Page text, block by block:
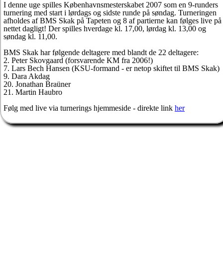
I denne uge spilles Københavnsmesterskabet 2007 som en 9-runders
turnering med start i lørdags og sidste runde på søndag. Turneringen
afholdes af BMS Skak på Tapeten og 8 af partierne kan følges live på
nettet dagligt! Der spilles hverdage kl. 17,00, lørdag kl. 13,00 og
søndag kl. 11,00.
BMS Skak har følgende deltagere med blandt de 22 deltagere:
2. Peter Skovgaard (forsvarende KM fra 2006!)
7. Lars Bech Hansen (KSU-formand - er netop skiftet til BMS Skak)
9. Dara Akdag
20. Jonathan Braüner
21. Martin Haubro
Følg med live via turnerings hjemmeside - direkte link her